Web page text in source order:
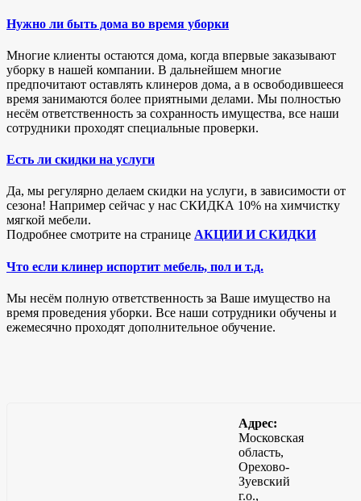
Нужно ли быть дома во время уборки
Многие клиенты остаются дома, когда впервые заказывают
уборку в нашей компании. В дальнейшем многие
предпочитают оставлять клинеров дома, а в освободившееся
время занимаются более приятными делами. Мы полностью
несём ответственность за сохранность имущества, все наши
сотрудники проходят специальные проверки.
Есть ли скидки на услуги
Да, мы регулярно делаем скидки на услуги, в зависимости от
сезона! Например сейчас у нас СКИДКА 10% на химчистку
мягкой мебели.
Подробнее смотрите на странице АКЦИИ И СКИДКИ
Что если клинер испортит мебель, пол и т.д.
Мы несём полную ответственность за Ваше имущество на
время проведения уборки. Все наши сотрудники обучены и
ежемесячно проходят дополнительное обучение.
Адрес:
Московская
область,
Орехово-
Зуевский
г.о.,